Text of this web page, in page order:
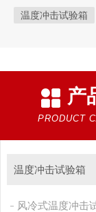
温度冲击试验箱
霉菌试验箱
盐雾试验箱
自然恒温对流试
新能源专用设备
产
PRODUCT
温度冲击试验箱
风冷式温度冲击